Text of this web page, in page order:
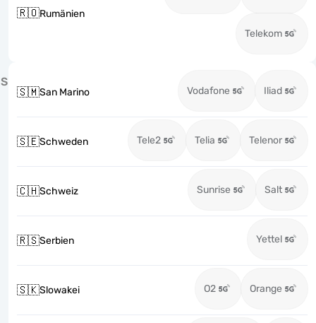
🇷🇴Rumänien
Telekom
S
🇸🇲San Marino Vodafone Iliad
🇸🇪Schweden Tele2 Telia Telenor
🇨🇭Schweiz Sunrise Salt
🇷🇸Serbien Yettel
🇸🇰Slowakei O2 Orange